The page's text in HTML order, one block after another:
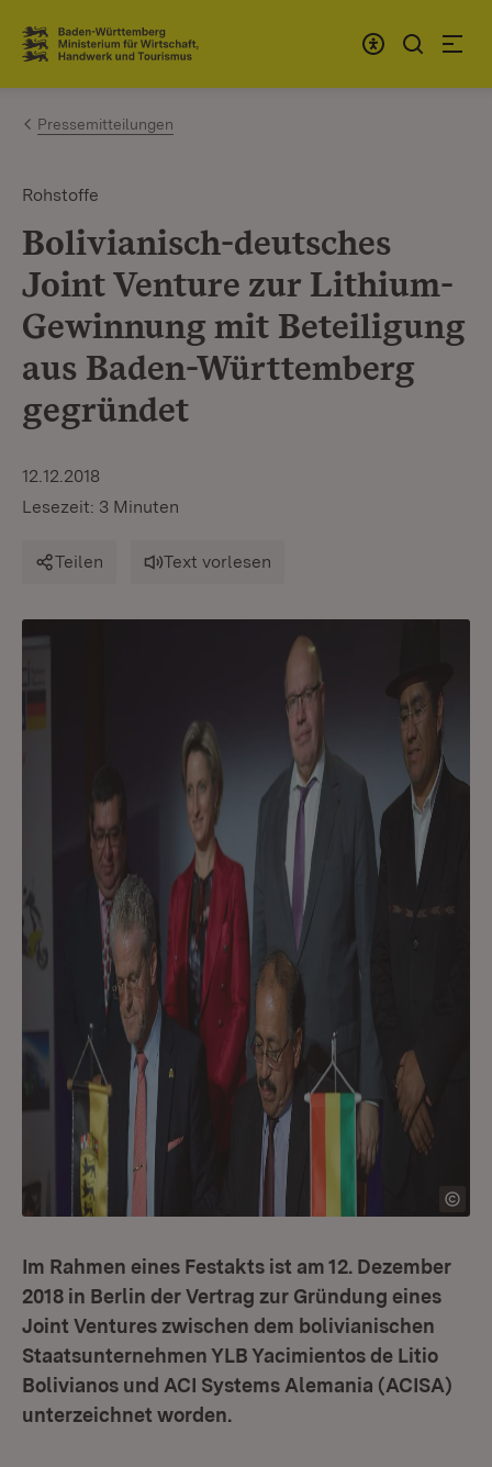
Zum Inhalt springen
Link zur Startseite
Pressemitteilungen
Rohstoffe
Bolivianisch-deutsches
Joint Venture zur Lithium-
Gewinnung mit Beteiligung
aus Baden-Württemberg
gegründet
12.12.2018
Lesezeit: 3 Minuten
Teilen Text vorlesen
Im Rahmen eines Festakts ist am 12. Dezember
2018 in Berlin der Vertrag zur Gründung eines
Joint Ventures zwischen dem bolivianischen
Staatsunternehmen YLB Yacimientos de Litio
Bolivianos und ACI Systems Alemania (ACISA)
unterzeichnet worden.